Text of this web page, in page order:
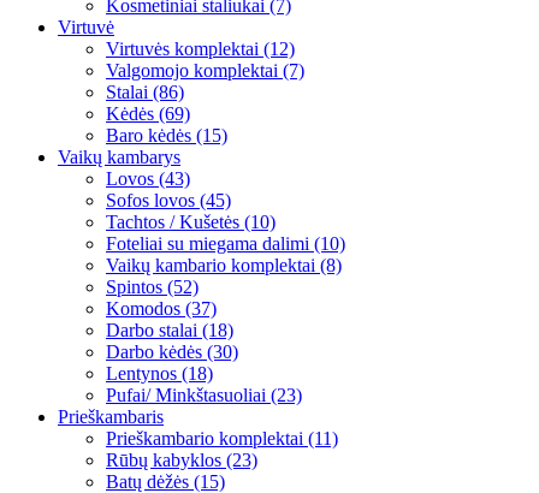
Kosmetiniai staliukai (7)
Virtuvė
Virtuvės komplektai (12)
Valgomojo komplektai (7)
Stalai (86)
Kėdės (69)
Baro kėdės (15)
Vaikų kambarys
Lovos (43)
Sofos lovos (45)
Tachtos / Kušetės (10)
Foteliai su miegama dalimi (10)
Vaikų kambario komplektai (8)
Spintos (52)
Komodos (37)
Darbo stalai (18)
Darbo kėdės (30)
Lentynos (18)
Pufai/ Minkštasuoliai (23)
Prieškambaris
Prieškambario komplektai (11)
Rūbų kabyklos (23)
Batų dėžės (15)